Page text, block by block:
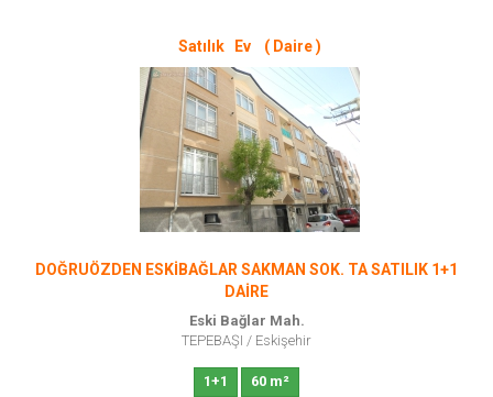
Satılık Ev ( Daire )
DOĞRUÖZDEN ESKİBAĞLAR SAKMAN SOK. TA SATILIK 1+1
DAİRE
Eski Bağlar Mah.
TEPEBAŞI / Eskişehir
1+1 60 m²